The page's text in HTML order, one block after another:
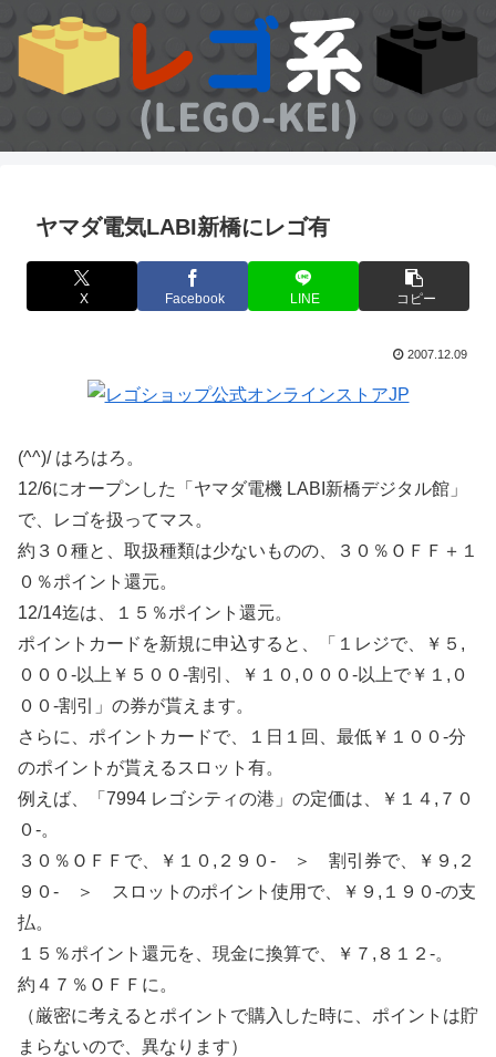
ヤマダ電気LABI新橋にレゴ有
X Facebook LINE コピー
2007.12.09
(^^)/ はろはろ。
12/6にオープンした「ヤマダ電機 LABI新橋デジタル館」
で、レゴを扱ってマス。
約３０種と、取扱種類は少ないものの、３０％ＯＦＦ＋１
０％ポイント還元。
12/14迄は、１５％ポイント還元。
ポイントカードを新規に申込すると、「１レジで、￥５,
０００-以上￥５００-割引、￥１０,０００-以上で￥１,０
００-割引」の券が貰えます。
さらに、ポイントカードで、１日１回、最低￥１００-分
のポイントが貰えるスロット有。
例えば、「7994 レゴシティの港」の定価は、￥１４,７０
０-。
３０％ＯＦＦで、￥１０,２９０- ＞ 割引券で、￥９,２
９０- ＞ スロットのポイント使用で、￥９,１９０-の支
払。
１５％ポイント還元を、現金に換算で、￥７,８１２-。
約４７％ＯＦＦに。
（厳密に考えるとポイントで購入した時に、ポイントは貯
まらないので、異なります）